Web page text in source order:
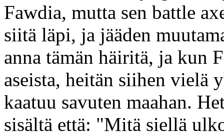
Fawdia, mutta sen battle
siitä läpi, ja jääden
anna tämän häiritä, ja kun
aseista, heitän siihen vielä
kaatuu savuten maahan.
sisältä että: "Mitä siellä